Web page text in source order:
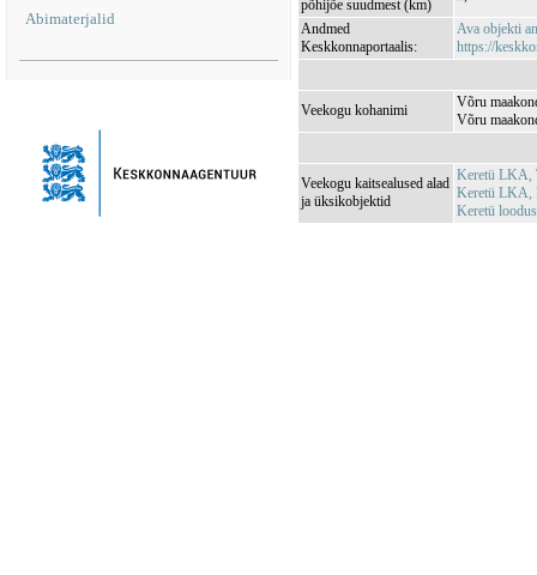
Abimaterjalid
põhijõe suudmest (km)
Andmed
Keskkonnaportaalis:
Ava objekti
https://
Veekogu kohanimi
Võru
Võru
Veekogu kaitsealused alad
ja üksikobjektid
Keretü LKA,
Keretü LKA,
Keretü